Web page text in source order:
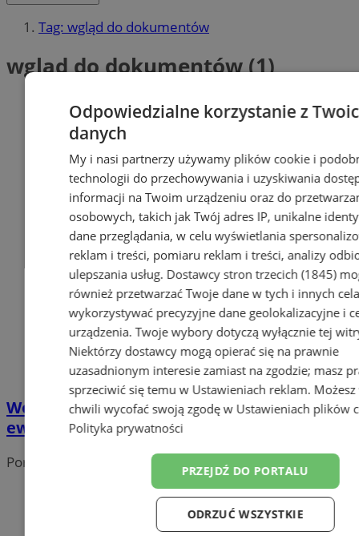
Tag: wgląd do dokumentów
wgląd do dokumentów (1)
Wodzisław Śląski: projekt modernizacji
ewidencji gruntów do wglądu w Starostwie
Portal należy do sieci
Odpowiedzialne korzystanie z
danych
My i nasi partnerzy używamy plików cookie i
technologii do przechowywania i uzyskiwania
informacji na Twoim urządzeniu oraz do
osobowych, takich jak Twój adres IP, unikalne
dane przeglądania, w celu wyświetlania
reklam i treści, pomiaru reklam i treści, analizy
ulepszania usług. Dostawcy stron trzecich (1845)
również przetwarzać Twoje dane w tych i innych
wykorzystywać precyzyjne dane geolokalizacyjne i
urządzenia. Twoje wybory dotyczą wyłącznie tej
Niektórzy dostawcy mogą opierać się na prawnie
uzasadnionym interesie zamiast na zgodzie; masz
sprzeciwić się temu w Ustawieniach reklam.
chwili wycofać swoją zgodę w Ustawieniach plików
Polityka prywatności
PRZEJDŹ DO PORTALU
ODRZUĆ WSZYSTKIE